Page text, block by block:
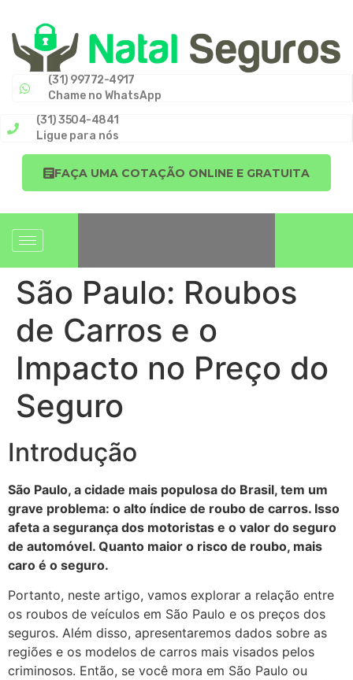
(31) 99772-4917
Chame no WhatsApp
(31) 3504-4841
Ligue para nós
FAÇA UMA COTAÇÃO ONLINE E GRATUITA
São Paulo: Roubos
de Carros e o
Impacto no Preço do
Seguro
Introdução
São Paulo, a cidade mais populosa do Brasil, tem um
grave problema: o alto índice de roubo de carros. Isso
afeta a segurança dos motoristas e o valor do seguro
de automóvel. Quanto maior o risco de roubo, mais
caro é o seguro.
Portanto, neste artigo, vamos explorar a relação entre
os roubos de veículos em São Paulo e os preços dos
seguros. Além disso, apresentaremos dados sobre as
regiões e os modelos de carros mais visados pelos
criminosos. Então, se você mora em São Paulo ou